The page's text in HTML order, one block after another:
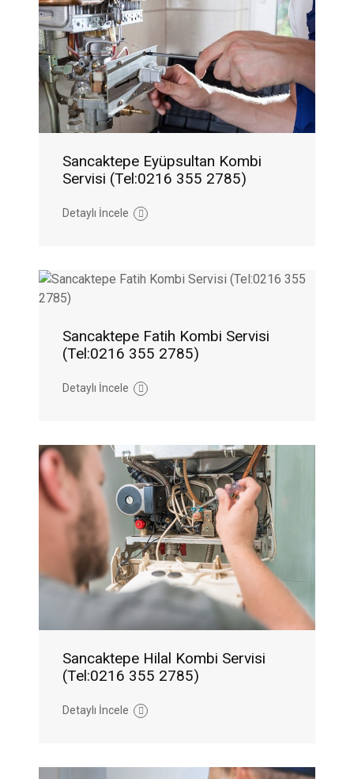
Sancaktepe Eyüpsultan Kombi
Servisi (Tel:0216 355 2785)
Detaylı İncele
Sancaktepe Fatih Kombi Servisi
(Tel:0216 355 2785)
Detaylı İncele
Sancaktepe Hilal Kombi Servisi
(Tel:0216 355 2785)
Detaylı İncele